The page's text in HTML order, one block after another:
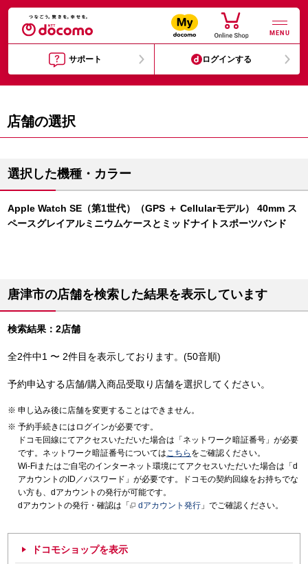
MENU
サポート ログインする
店舗の選択
選択した機種・カラー
Apple Watch SE（第1世代）（GPS ＋ Cellularモデル） 40mm ス
ペースグレイアルミニウムケースとミッドナイトスポーツバンド
唐津市の店舗を検索した結果を表示しています
検索結果：2店舗
全2件中1 〜 2件目を表示しております。(50音順)
予約申込する店舗/購入商品受取り店舗を選択してください。
申し込み後に店舗を変更することはできません。
予約手続きにはログインが必要です。
ドコモ回線にてアクセスいただいた場合は「ネットワーク暗証番号」が必要
です。ネットワーク暗証番号についてはこちら をご確認ください。
Wi-Fiまたはご自宅のインターネット環境にてアクセスいただいた場合は「d
アカウントのID／パスワード」が必要です。ドコモの契約回線をお持ちでな
い方も、dアカウントの発行が可能です。
dアカウントの発行・確認は「
dアカウント発行 」でご確認ください。
ドコモショップを表示